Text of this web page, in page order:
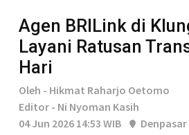
Agen BRILink di
Layani Ratusan
Hari
Oleh - Hikmat Raharjo Oetomo
Editor - Ni Nyoman Kasih
04 Jun 2026 14:53 WIB
Denpasar